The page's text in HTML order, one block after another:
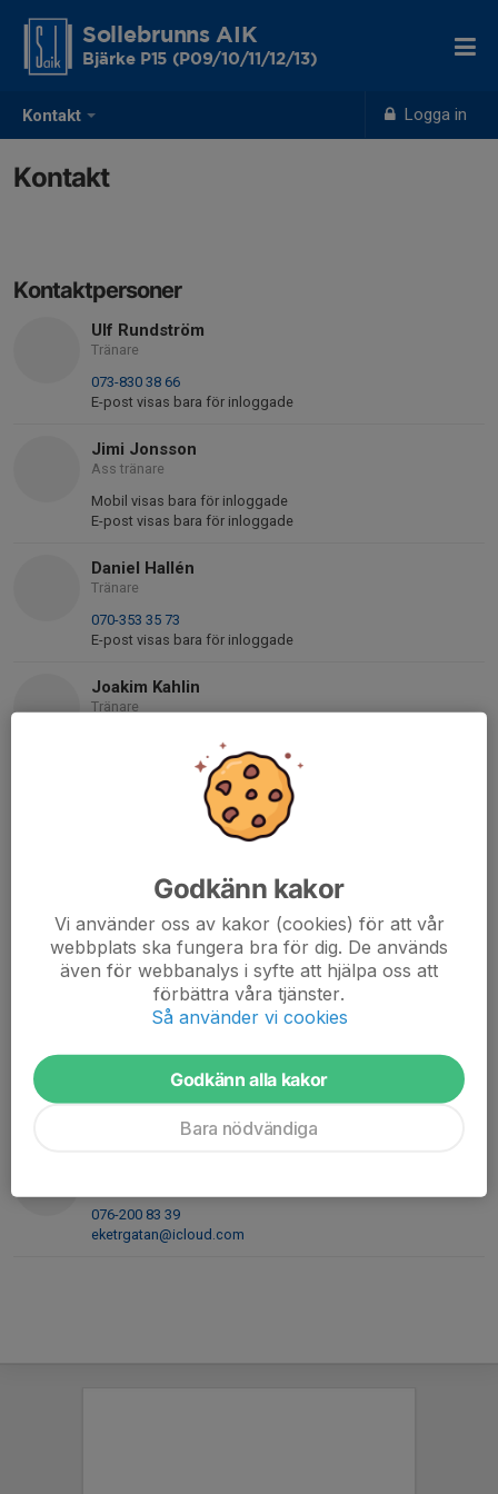
Kontakt Logga in
Sollebrunns AIK
Bjärke P15 (P09/10/11/12/13)
Kontakt
Kontaktpersoner
Ulf Rundström
Tränare
073-830 38 66
E-post visas bara för inloggade
Jimi Jonsson
Ass tränare
Mobil visas bara för inloggade
E-post visas bara för inloggade
Daniel Hallén
Tränare
070-353 35 73
E-post visas bara för inloggade
Joakim Kahlin
Tränare
jkahlin@hotmail.com
Mattias Holmsten
mattias.holmsten@gmail.com
Björn Gunnarsson
Tränare
070-555 58 73
bjorn_gunnarsson@telia.com
076-200 83 39
eketrgatan@icloud.com
Godkänn kakor
Vi använder oss av kakor (cookies) för att vår
webbplats ska fungera bra för dig. De används
även för webbanalys i syfte att hjälpa oss att
förbättra våra tjänster.
Så använder vi cookies
Godkänn alla kakor
Bara nödvändiga